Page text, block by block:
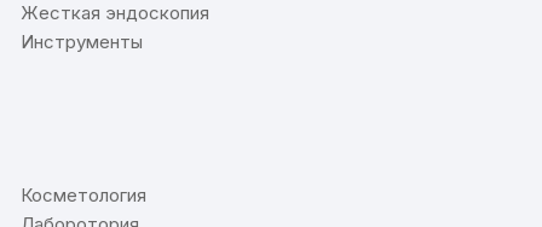
Жесткая эндоскопия
Инструменты
Косметология